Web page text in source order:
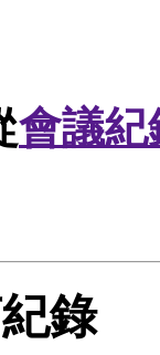
會議紀
錄